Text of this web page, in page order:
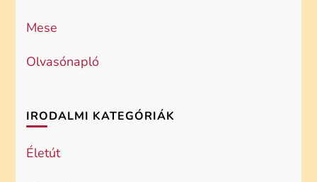
Mese
Olvasónapló
IRODALMI KATEGÓRIÁK
Életút